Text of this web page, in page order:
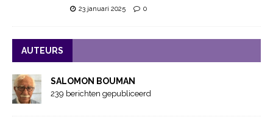
23 januari 2025 0
AUTEURS
SALOMON BOUMAN
239 berichten gepubliceerd